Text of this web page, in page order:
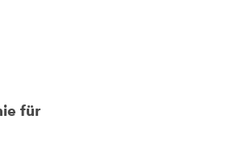
für